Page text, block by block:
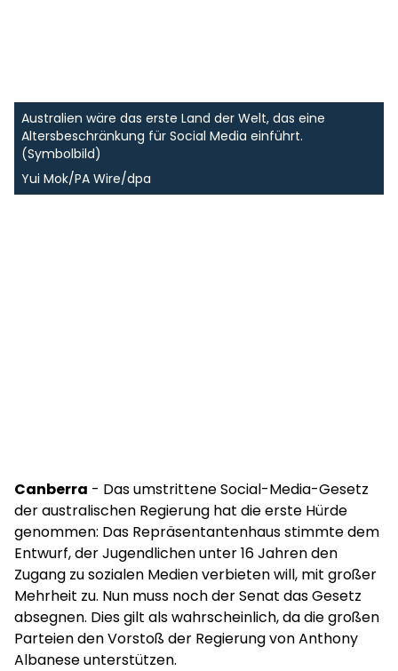
Australien wäre das erste Land der Welt, das eine
Altersbeschränkung für Social Media einführt.
(Symbolbild)
Yui Mok/PA Wire/dpa
Canberra - Das umstrittene Social-Media-Gesetz
der australischen Regierung hat die erste Hürde
genommen: Das Repräsentantenhaus stimmte dem
Entwurf, der Jugendlichen unter 16 Jahren den
Zugang zu sozialen Medien verbieten will, mit großer
Mehrheit zu. Nun muss noch der Senat das Gesetz
absegnen. Dies gilt als wahrscheinlich, da die großen
Parteien den Vorstoß der Regierung von Anthony
Albanese unterstützen.